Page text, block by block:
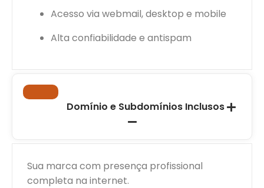
Acesso via webmail, desktop e mobile
Alta confiabilidade e antispam
Domínio e Subdomínios Inclusos
Sua marca com presença profissional
completa na internet.